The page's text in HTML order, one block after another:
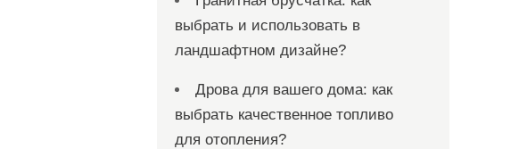
выбрать и использовать в
ландшафтном дизайне?
Дрова для вашего дома: как
выбрать качественное топливо
для отопления?